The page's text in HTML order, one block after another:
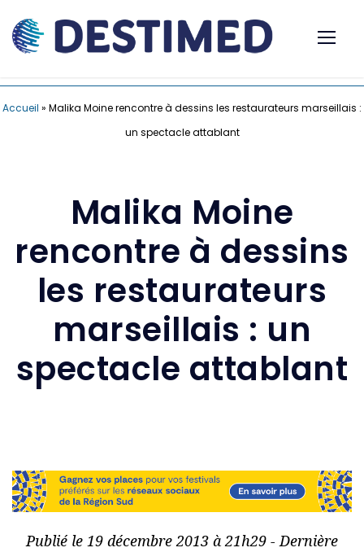
Accueil » Malika Moine rencontre à dessins les restaurateurs marseillais :
un spectacle attablant
Malika Moine
rencontre à dessins
les restaurateurs
marseillais : un
spectacle attablant
Publié le 19 décembre 2013 à 21h29 - Dernière